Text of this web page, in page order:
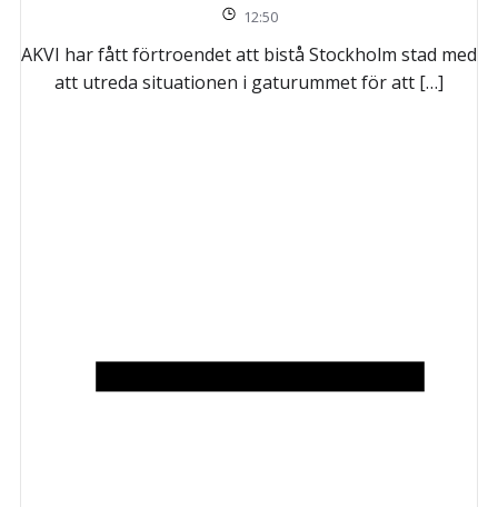
12:50
AKVI har fått förtroendet att bistå Stockholm stad med
att utreda situationen i gaturummet för att […]